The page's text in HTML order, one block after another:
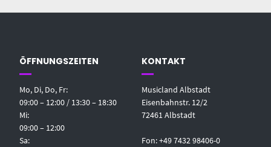
ÖFFNUNGSZEITEN
Mo, Di, Do, Fr:
09:00 – 12:00 / 13:30 – 18:30
Mi:
09:00 – 12:00
Sa:
KONTAKT
Musicland Albstadt
Eisenbahnstr. 12/2
72461 Albstadt
Fon: +49 7432 98406-0